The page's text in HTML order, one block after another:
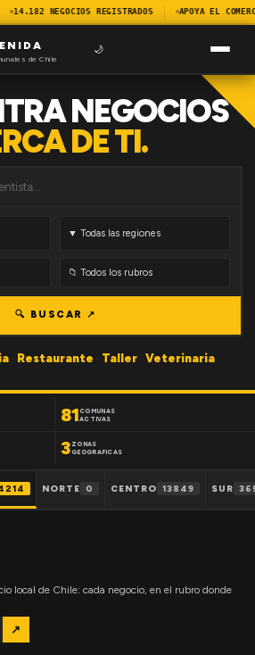
14.182 NEGOCIOS REGISTRADOS APOYA EL
de Chile
🌙
NEGOCIOS
DE TI.
🔍 BUSCAR ↗
· Restaurante · Taller · Veterinaria
81 COMUNAS
ACTIVAS
3 ZONAS
GEOGRAFICAS
NORTE 0 CENTRO 13849 SUR
local de Chile: cada negocio, en el rubro donde
↗